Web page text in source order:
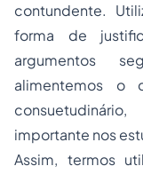
contundente.
forma de
argumentos
alimentemos o
importante nos
Assim, termos